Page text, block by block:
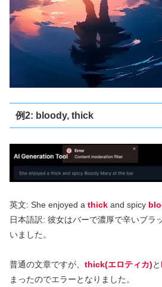
例2: bloody, thick
英文: She enjoyed a thick and spicy
日本語訳: 彼女はバーで濃厚で辛いブラ
いました。
普通の文章ですが、 thick(エロティカ)と
まったのでエラーとなりました。